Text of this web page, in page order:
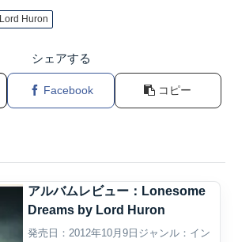
Lord Huron
シェアする
Facebook コピー
アルバムレビュー：Lonesome
Dreams by Lord Huron
発売日：2012年10月9日ジャンル：イン